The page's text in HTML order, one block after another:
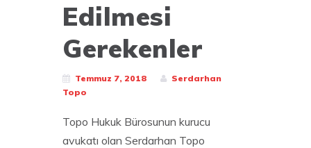
Edilmesi
Gerekenler
Temmuz 7, 2018
Serdarhan
Topo
Topo Hukuk Bürosunun kurucu
avukatı olan Serdarhan Topo